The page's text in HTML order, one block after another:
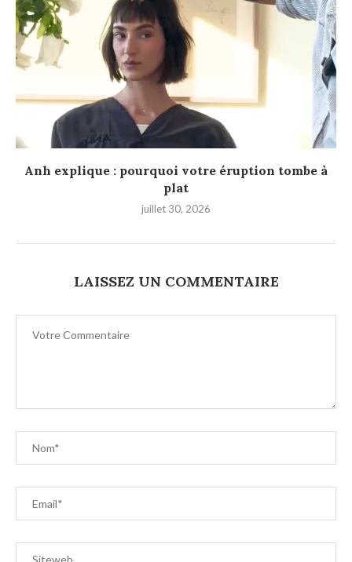
Anh explique : pourquoi votre éruption tombe à
plat
juillet 30, 2026
LAISSEZ UN COMMENTAIRE